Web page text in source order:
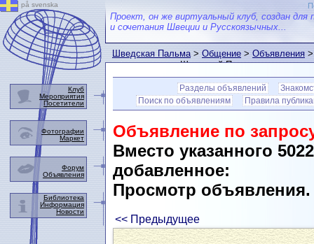
Проект, он же виртуальный клуб, создан для
и сочетания Швеции и Русскоязычных...
Шведская Пальма>Общение>Объявления>
пользователем Шведской Пальмы
Разделы объявлений
Поиск по объявлениям
Правила
Объявление по
Вместо указанного
добавленное:
Просмотр
<< Предыдущее
på svenska
Клуб
Мероприятия
Посетители
Фотографии
Маркет
Форум
Объявления
Библиотека
Информация
Новости